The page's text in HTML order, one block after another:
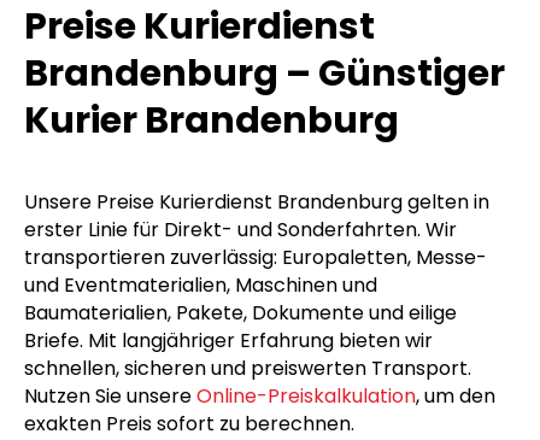
Preise Kurierdienst
Brandenburg – Günstiger
Kurier Brandenburg
Unsere Preise Kurierdienst Brandenburg gelten in
erster Linie für Direkt- und Sonderfahrten. Wir
transportieren zuverlässig: Europaletten, Messe-
und Eventmaterialien, Maschinen und
Baumaterialien, Pakete, Dokumente und eilige
Briefe. Mit langjähriger Erfahrung bieten wir
schnellen, sicheren und preiswerten Transport.
Nutzen Sie unsereOnline-Preiskalkulation, um den
exakten Preis sofort zu berechnen.